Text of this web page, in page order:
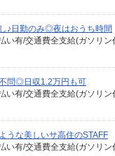
♪日勤のみ◎夜はおうち時間
有/交通費全支給(ガソリン
問◎日収1.2万円も可
有/交通費全支給(ガソリン
うな美しいサ高住のSTAFF
有/交通費全支給(ガソリン